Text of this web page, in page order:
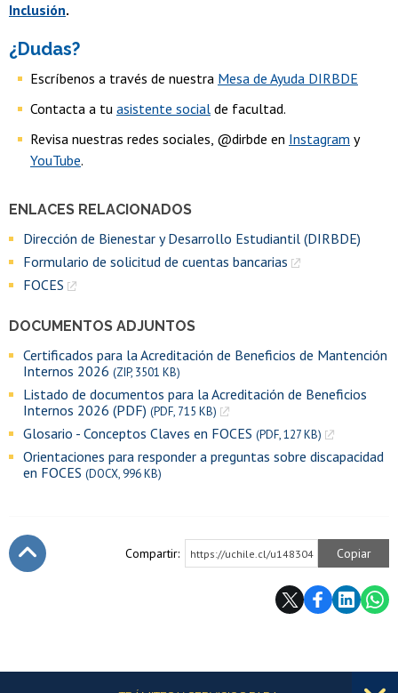
ENLACES RELACIONADOS
Dirección de Bienestar y Desarrollo Estudiantil (DIRBDE)
Formulario de solicitud de cuentas bancarias
FOCES
DOCUMENTOS ADJUNTOS
Certificados para la Acreditación de Beneficios de Mantención
Internos 2026 (ZIP, 3501 KB)
Listado de documentos para la Acreditación de Beneficios
Internos 2026 (PDF) (PDF, 715 KB)
Glosario - Conceptos Claves en FOCES (PDF, 127 KB)
Orientaciones para responder a preguntas sobre discapacidad
en FOCES (DOCX, 996 KB)
Inclusión.
¿Dudas?
Escríbenos a través de nuestra Mesa de Ayuda DIRBDE
Contacta a tu asistente social de facultad.
Revisa nuestras redes sociales, @dirbde en Instagram y
YouTube.
Compartir: https://uchile.cl/u148304 Copiar
Más información